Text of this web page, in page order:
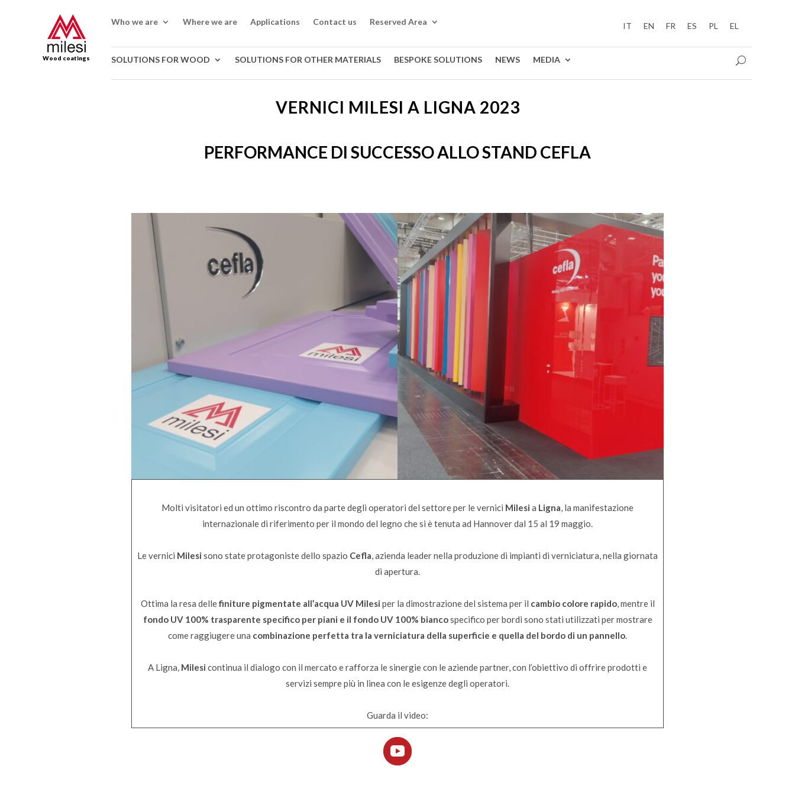
Wood coatings
Who we are Where we are Applications Contact us Reserved Area IT EN FR ES PL EL
SOLUTIONS FOR WOOD SOLUTIONS FOR OTHER MATERIALS BESPOKE SOLUTIONS NEWS MEDIA
VERNICI MILESI A LIGNA 2023
PERFORMANCE DI SUCCESSOALLO STAND CEFLA
Molti visitatori ed un ottimo riscontro da parte degli operatori del settore per le vernici Milesi a Ligna, la manifestazione
internazionale di riferimento per il mondo del legno che si è tenuta ad Hannover dal 15 al 19 maggio.
Le vernici Milesi sono state protagoniste dello spazio Cefla, azienda leader nella produzione di impianti di verniciatura, nella giornata
di apertura.
Ottima la resa dellefiniture pigmentate all’acqua UV Milesi per la dimostrazione del sistema per il cambio colore rapido, mentre il
fondo UV 100% trasparente specifico per piani e il fondo UV 100% biancospecifico per bordi sono stati utilizzati per mostrare
come raggiugere una combinazione perfetta tra la verniciatura della superficie e quella del bordo di un pannello.
A Ligna, Milesi continua il dialogo con il mercato e rafforza le sinergie con le aziende partner, con l’obiettivo di offrire prodotti e
servizi sempre più in linea con le esigenze degli operatori.
Guarda il video: